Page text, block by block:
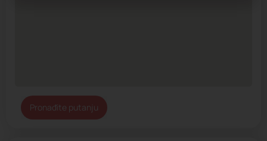
Pronađite putanju